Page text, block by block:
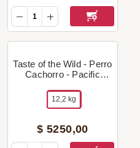
Taste of the Wild - Perro
Cachorro - Pacific
Salmón) + Regalo!
12,2 kg
$ 5250,00